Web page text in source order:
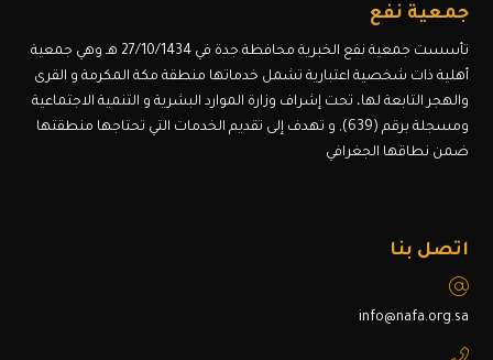
جمعية نفع
تأسست جمعية نفع الخبرية محافظة جدة في 27/10/1434 هـ وهي جمعية
أهلية ذات شخصية اعتبارية تشمل خدماتها منطقة مكة المكرمة و القرى
والهجر التابعة لها، تحت إشراف وزارة الموارد البشرية و التنمية الاجتماعية
ومسجلة برقم (639), و تهدف إلى تقديم الخدمات التي تحتاجها منطقتها
ضمن نطاقها الجغرافي
اتصل بنا
info@nafa.org.sa